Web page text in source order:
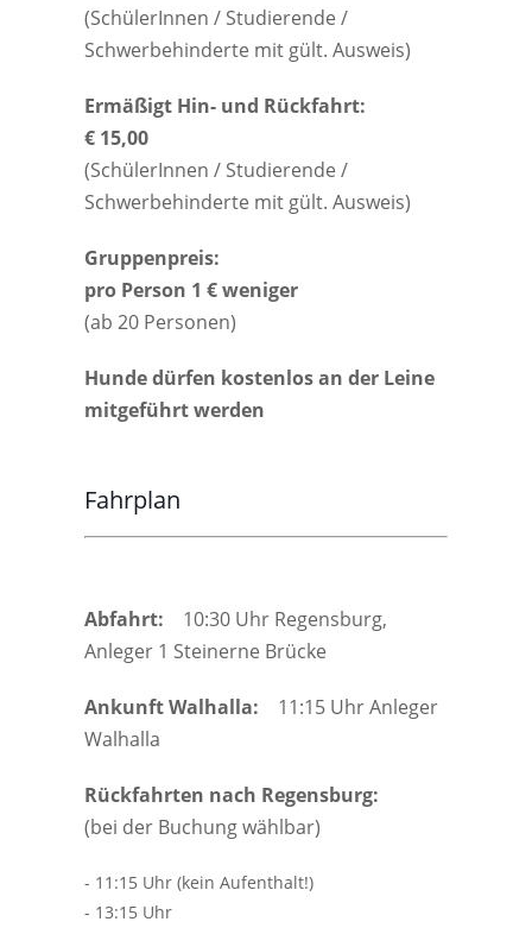
(SchülerInnen / Studierende /
Schwerbehinderte mit gült. Ausweis)
Ermäßigt Hin- und Rückfahrt:
€ 15,00
(SchülerInnen / Studierende /
Schwerbehinderte mit gült. Ausweis)
Gruppenpreis:
pro Person 1 € weniger
(ab 20 Personen)
Hunde dürfen kostenlos an der Leine
mitgeführt werden
Fahrplan
Abfahrt: 10:30 Uhr Regensburg,
Anleger 1 Steinerne Brücke
Ankunft Walhalla: 11:15 Uhr Anleger
Walhalla
Rückfahrten nach Regensburg:
(bei der Buchung wählbar)
- 11:15 Uhr (kein Aufenthalt!)
- 13:15 Uhr